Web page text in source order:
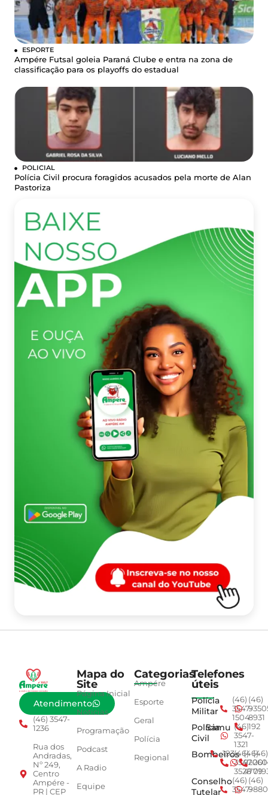
ESPORTE
Ampére Futsal goleia Paraná Clube e entra na zona de
classificação para os playoffs do estadual
POLICIAL
Polícia Civil procura foragidos acusados pela morte de Alan
Pastoriza
Atendimento
(46) 3547-
1236
Rua dos
Andradas,
Nº 249,
Centro
Ampére -
PR | CEP
Mapa do
Site
Página Inicial
Notícias
Programação
Podcast
A Radio
Equipe
Categorias
Ampére
Esporte
Geral
Polícia
Regional
Telefones
úteis
Polícia
Militar
(46)
3547-
1504
(46)
8931
Polícia
Civil
Samu (46)
3547-
1321
192
Bombeiros
193(46)
3547-
3528
(46)
4779
(46)
Conselho
Tutelar
(46)
3547-
(46)